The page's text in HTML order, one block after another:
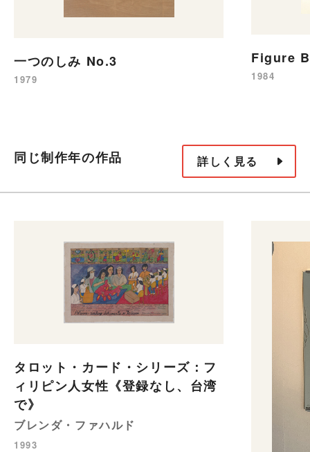
一つのしみ No.3
1979
Figure
1984
同じ制作年の作品 詳しく見る
タロット・カード・シリーズ：フ
ィリピン人女性《登録なし、台湾
で》
ブレンダ・ファハルド
1993